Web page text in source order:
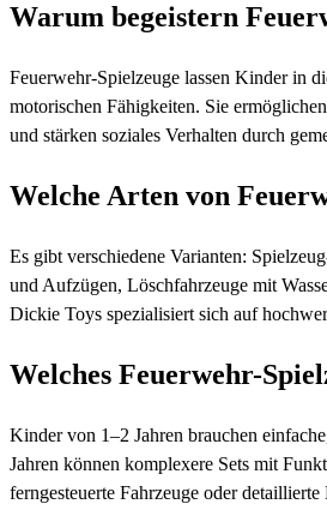
Warum begeistern
Feuerwehr-Spielzeuge lassen Kinder in
motorischen Fähigkeiten. Sie
und stärken soziales Verhalten durch
Welche Arten von
Es gibt verschiedene Varianten:
und Aufzügen, Löschfahrzeuge mit
Dickie Toys spezialisiert sich auf
Welches Feuerwehr-
Kinder von 1–2 Jahren brauchen
Jahren können komplexere Sets mit
ferngesteuerte Fahrzeuge oder detaillierte